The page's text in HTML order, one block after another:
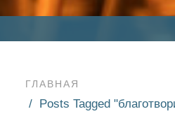
ГЛАВНАЯ
Posts Tagged